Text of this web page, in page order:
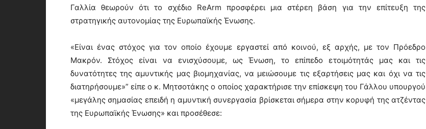
Γαλλία θεωρούν ότι το σχέδιο ReArm προσφέρει μια στέρεη βάση για την επίτευξη της
στρατηγικής αυτονομίας της Ευρωπαϊκής Ένωσης.
«Είναι ένας στόχος για τον οποίο έχουμε εργαστεί από κοινού, εξ αρχής, με τον Πρόεδρο
Μακρόν. Στόχος είναι να ενισχύσουμε, ως Ένωση, το επίπεδο ετοιμότητάς μας και τις
δυνατότητες της αμυντικής μας βιομηχανίας, να μειώσουμε τις εξαρτήσεις μας και όχι να τις
διατηρήσουμε»” είπε ο κ. Μητσοτάκης ο οποίος χαρακτήρισε την επίσκεψη του Γάλλου υπουργού
«μεγάλης σημασίας επειδή η αμυντική συνεργασία βρίσκεται σήμερα στην κορυφή της ατζέντας
της Ευρωπαϊκής Ένωσης» και προσέθεσε: